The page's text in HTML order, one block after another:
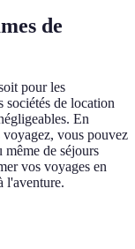
de
pour les
sociétés de location
En
vous pouvez
même de séjours
vos voyages en
l'aventure.